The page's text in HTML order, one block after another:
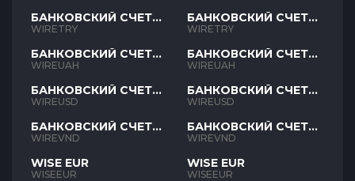
БАНКОВСКИЙ СЧЕТ
TRY
WIRETRY
БАНКОВСКИЙ СЧЕТ
UAH
WIREUAH
БАНКОВСКИЙ СЧЕТ
USD
WIREUSD
БАНКОВСКИЙ СЧЕТ
VND
WIREVND
WISE EUR
WISEEUR
БАНКОВСКИЙ СЧЕТ
TRY
WIRETRY
БАНКОВСКИЙ СЧЕТ
UAH
WIREUAH
БАНКОВСКИЙ СЧЕТ
USD
WIREUSD
БАНКОВСКИЙ СЧЕТ
VND
WIREVND
WISE EUR
WISEEUR